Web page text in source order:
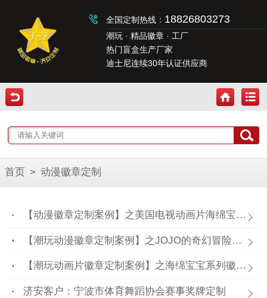
全国定制热线： 18826803273
潮玩 · 精品徽章 · 工厂
热门盲盒生产厂家
迪士尼连续30年认证供应商
首页 > 动漫徽章定制
【动漫徽章定制案例】之美国电视动画片海绵宝宝徽章定做
【潮玩动漫徽章定制案例】之JOJO的奇幻冒险周边金属徽章订制
【潮玩动画片徽章定制案例】之海绵宝宝系列徽章定做
济安客户：宁波市体育舞蹈协会赛事奖牌定制